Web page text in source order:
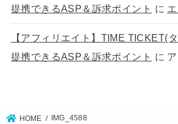
提携できるASP＆訴求ポイント に
【アフィリエイト】TIME TICKET(
提携できるASP＆訴求ポイント に
HOME IMG_4588